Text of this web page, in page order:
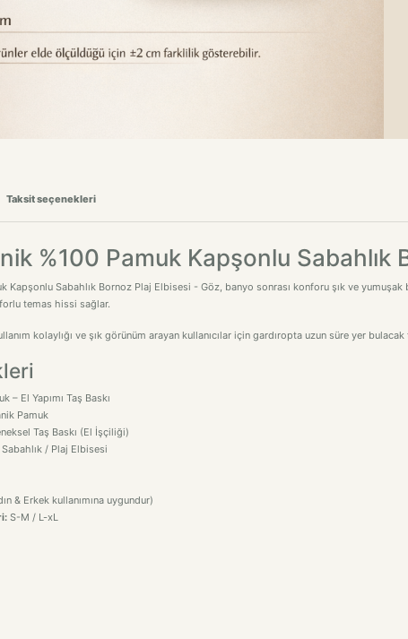
Taksit seçenekleri
%100 Pamuk Kapşonlu Sabahlık
Kapşonlu Sabahlık Bornoz Plaj Elbisesi - Göz, banyo sonrası konforu şık ve
temas hissi sağlar.
kolaylığı ve şık görünüm arayan kullanıcılar için gardıropta uzun süre yer
– El Yapımı Taş Baskı
Pamuk
Taş Baskı (El İşçiliği)
/ Plaj Elbisesi
& Erkek kullanımına uygundur)
S-M / L-xL